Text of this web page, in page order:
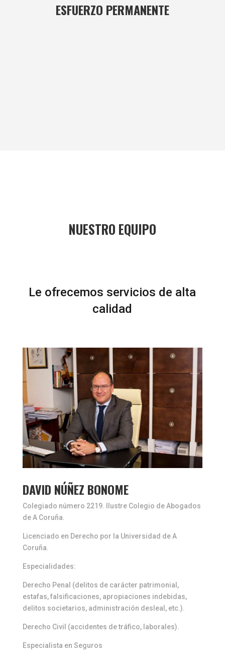
ESFUERZO PERMANENTE
NUESTRO EQUIPO
Le ofrecemos servicios de alta
calidad
DAVID NÚÑEZ BONOME
Colegiado número 2219. Ilustre Colegio de Abogados
de A Coruña.
Licenciado en Derecho por la Universidad de A
Coruña.
Especialidades:
Derecho Penal (delitos de carácter patrimonial,
estafas, falsificaciones, apropiaciones indebidas,
delitos societarios, administración desleal, etc.).
Derecho Civil (accidentes de tráfico, laborales).
Especialista en Seguros